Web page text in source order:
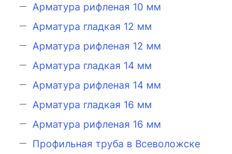
Арматура рифленая 10 мм
Арматура гладкая 12 мм
Арматура рифленая 12 мм
Арматура гладкая 14 мм
Арматура рифленая 14 мм
Арматура гладкая 16 мм
Арматура рифленая 16 мм
Профильная труба в Всеволожске